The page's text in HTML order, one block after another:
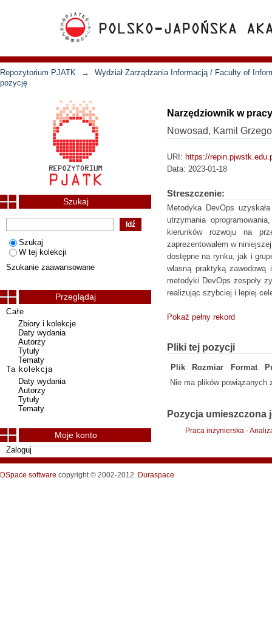
Repozytorium PJATK →
Wydział Zarządzania Informacją / Faculty of
pozycję
Narzędziownik w
Nowosad, Kamil
URI: https://
Data: 2023-01-18
Streszczenie:
Metodyka DevOps
utrzymania
kierunków rozwoju na
zaprezentowałem w
dostępne na rynku, jak i
własną praktyką
metodyki DevOps zespoły
realizując szybciej i lepiej
Pokaż pełny rekord
Pliki tej pozycji
Plik Rozmiar Format
Nie ma plików powiązanych
Pozycja
Praca inżynierska -
Szukaj
Szukaj
W tej kolekcji
Szukanie zaawansowane
Przeglądaj
Całe
Zbiory i kolekcje
Daty wydania
Autorzy
Tytuły
Tematy
Ta kolekcja
Daty wydania
Autorzy
Tytuły
Tematy
Moje konto
Zaloguj
DSpace software copyright © 2002-2012 Duraspace